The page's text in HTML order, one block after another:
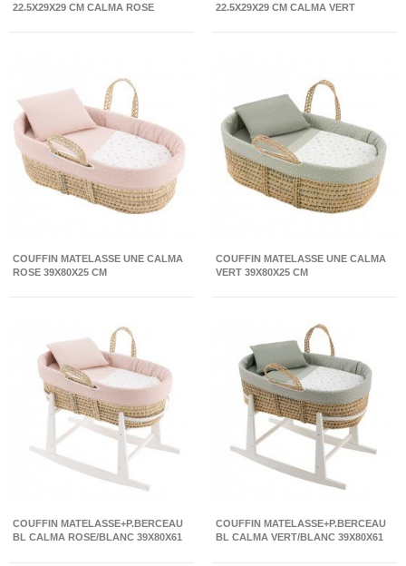
22.5X29X29 CM CALMA ROSE
22.5X29X29 CM CALMA VERT
COUFFIN MATELASSE UNE CALMA
ROSE 39X80X25 CM
COUFFIN MATELASSE UNE CALMA
VERT 39X80X25 CM
COUFFIN MATELASSE+P.BERCEAU
BL CALMA ROSE/BLANC 39X80X61
COUFFIN MATELASSE+P.BERCEAU
BL CALMA VERT/BLANC 39X80X61